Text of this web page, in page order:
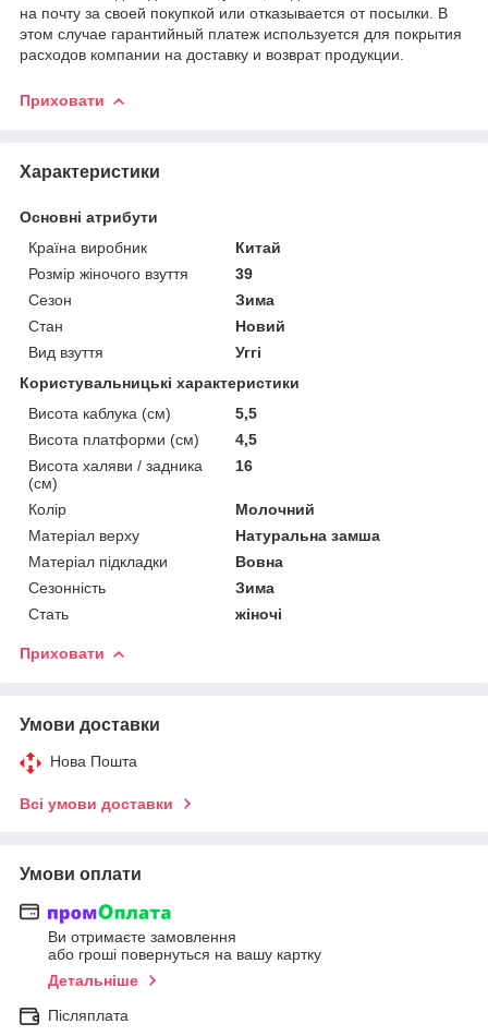
на почту за своей покупкой или отказывается от посылки. В
этом случае гарантийный платеж используется для покрытия
расходов компании на доставку и возврат продукции.
Приховати
Характеристики
Основні атрибути
Країна виробник
Китай
Розмір жіночого взуття
39
Сезон
Зима
Стан
Новий
Вид взуття
Уггі
Користувальницькі характеристики
Висота каблука (см)
5,5
Висота платформи (см)
4,5
Висота халяви / задника
(см)
16
Колір
Молочний
Матеріал верху
Натуральна замша
Матеріал підкладки
Вовна
Сезонність
Зима
Стать
жіночі
Приховати
Умови доставки
Нова Пошта
Всі умови доставки
Умови оплати
Ви отримаєте замовлення
або гроші повернуться на вашу картку
Детальніше
Післяплата